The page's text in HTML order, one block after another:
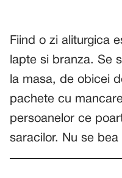
Fiind o zi aliturgica
lapte si branza. Se
la masa, de obicei
pachete cu
persoanelor ce
saracilor. Nu se bea